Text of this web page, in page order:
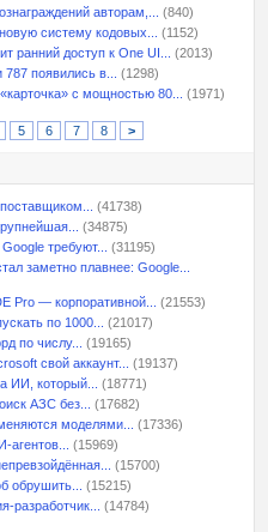
авторам,...
(840)
систему кодовых...
(1152)
ранний доступ к One UI...
(2013)
появились в...
(1298)
с мощностью 80...
(1971)
5 6 7 8 >
(41738)
(34875)
требуют...
(31195)
заметно плавнее: Google...
Pro — корпоративной...
(21553)
по 1000...
(21017)
по числу...
(19165)
свой аккаунт...
(19137)
ИИ, который...
(18771)
АЗС без...
(17682)
моделями...
(17336)
(15969)
(15700)
обрушить...
(15215)
разработчик...
(14784)